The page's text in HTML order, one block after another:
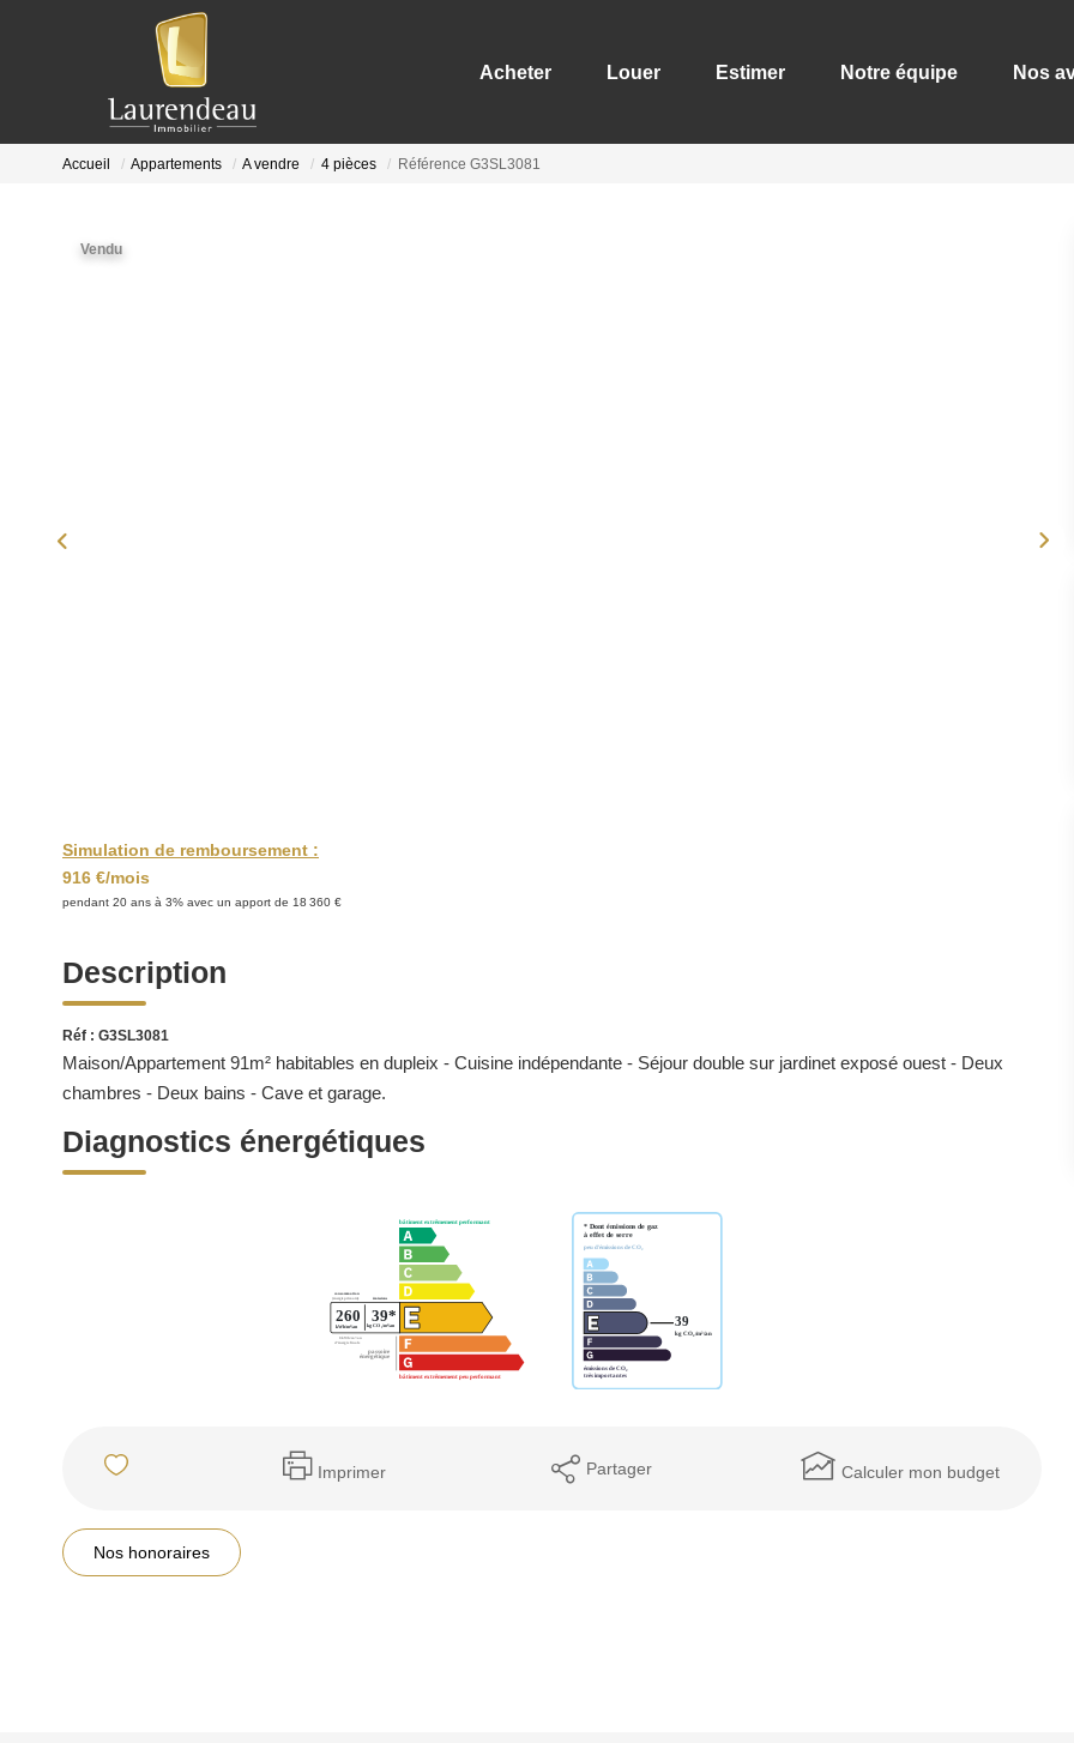
Acheter Louer Estimer Notre équipe Nos
Accueil Appartements A vendre 4 pièces Référence G3SL3081
Vendu
Simulation de remboursement :
916 €/mois
pendant 20 ans à 3% avec un apport de 18 360 €
Description
Réf : G3SL3081
Maison/Appartement 91m² habitables en dupleix - Cuisine indépendante - Séjour double sur jardinet exposé ouest - Deux
chambres - Deux bains - Cave et garage.
Diagnostics énergétiques
Imprimer Partager Calculer mon budget
Nos honoraires